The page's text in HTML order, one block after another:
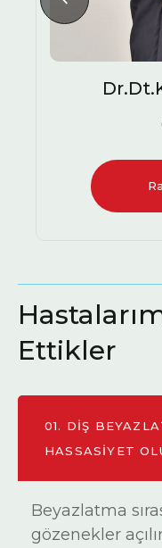
Ettikler
01.
HASSASIYET
Beyazlatma
gözenekler